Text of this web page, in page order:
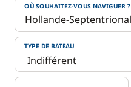
OÙ SOUHAITEZ-VOUS NAVIGUER ?
TYPE DE BATEAU